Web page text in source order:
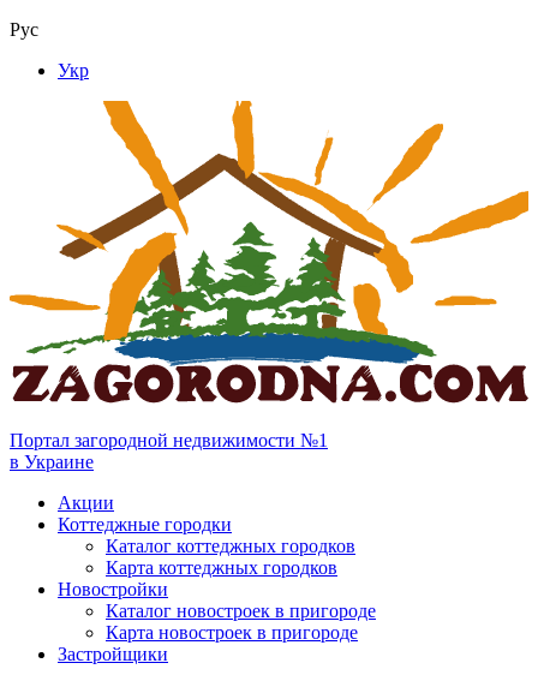
Рус
Укр
Портал загородной недвижимости №1
в Украине
Акции
Коттеджные городки
Каталог коттеджных городков
Карта коттеджных городков
Новостройки
Каталог новостроек в пригороде
Карта новостроек в пригороде
Застройщики